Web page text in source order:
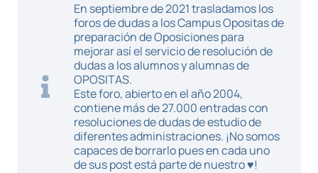
En septiembre de 2021 trasladamos los
foros de dudas a los Campus Opositas de
preparación de Oposiciones para
mejorar así el servicio de resolución de
dudas a los alumnos y alumnas de
OPOSITAS.
Este foro, abierto en el año 2004,
contiene más de 27.000 entradas con
resoluciones de dudas de estudio de
diferentes administraciones. ¡No somos
capaces de borrarlo pues en cada uno
de sus post está parte de nuestro ♥!